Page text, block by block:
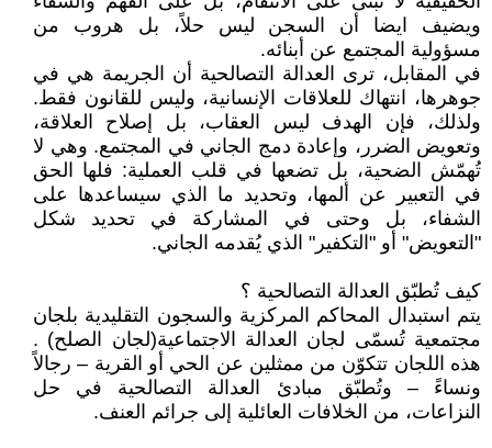
ويضيف ايضا أن السجن ليس حلاً، بل هروب من
مسؤولية المجتمع عن أبنائه.
في المقابل، ترى العدالة التصالحية أن الجريمة هي في
جوهرها، انتهاك للعلاقات الإنسانية، وليس للقانون فقط.
ولذلك، فإن الهدف ليس العقاب، بل إصلاح العلاقة،
وتعويض الضرر، وإعادة دمج الجاني في المجتمع. وهي لا
تُهمّش الضحية، بل تضعها في قلب العملية: فلها الحق
في التعبير عن ألمها، وتحديد ما الذي سيساعدها على
الشفاء، بل وحتى في المشاركة في تحديد شكل
"التعويض" أو "التكفير" الذي يُقدمه الجاني.
كيف تُطبّق العدالة التصالحية ؟
يتم استبدال المحاكم المركزية والسجون التقليدية بلجان
مجتمعية تُسمّى لجان العدالة الاجتماعية(لجان الصلح) .
هذه اللجان تتكوّن من ممثلين عن الحي أو القرية – رجالاً
ونساءً – وتُطبّق مبادئ العدالة التصالحية في حل
النزاعات، من الخلافات العائلية إلى جرائم العنف.